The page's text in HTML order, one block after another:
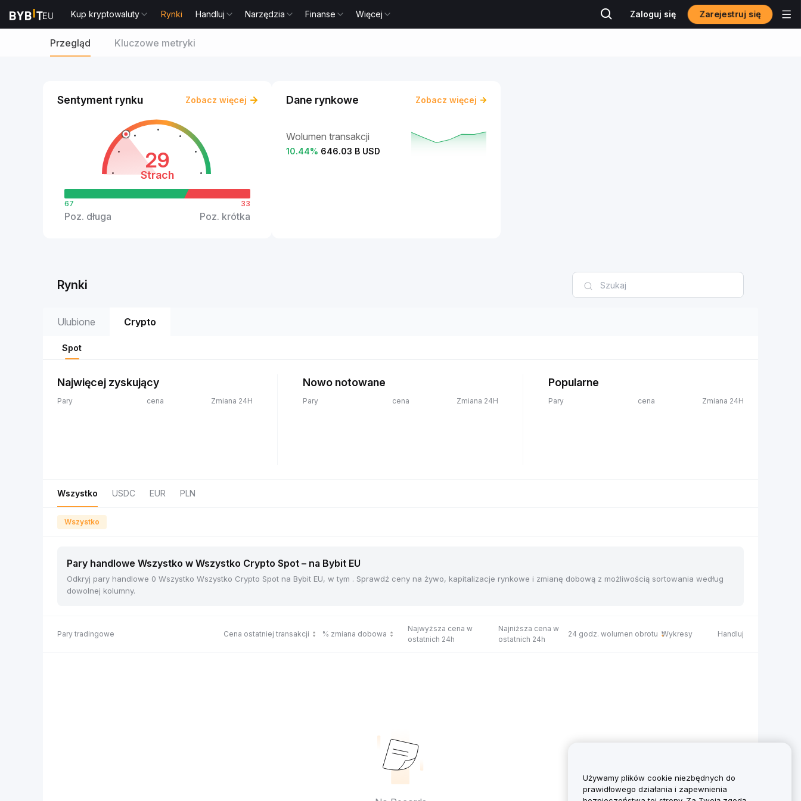
Kup kryptowaluty Rynki Handluj Narzędzia Finanse Więcej Zaloguj się Zarejestruj się
Przegląd Kluczowe metryki
Sentyment rynku Zobacz więcej
29
Strach
67
Poz. długa
33
Poz. krótka
Dane rynkowe Zobacz więcej
Wolumen transakcji
10.44% 646.03 B USD
Rynki
Ulubione Crypto
Spot
Najwięcej zyskujący
Pary cena Zmiana 24H
Nowo notowane
Pary cena Zmiana 24H
Popularne
Pary cena Zmiana 24H
Wszystko USDC EUR PLN
Wszystko
Pary handlowe Wszystko w Wszystko Crypto Spot – na Bybit EU
Odkryj pary handlowe 0 Wszystko Wszystko Crypto Spot na Bybit EU, w tym . Sprawdź ceny na żywo, kapitalizacje rynkowe i zmianę dobową z możliwością sortowania według
dowolnej kolumny.
Pary tradingowe Cena ostatniej transakcji % zmiana dobowa
Najwyższa cena w
ostatnich 24h
Najniższa cena w
ostatnich 24h
24 godz. wolumen obrotu Wykresy Handluj
Używamy plików cookie niezbędnych do
prawidłowego działania i zapewnienia